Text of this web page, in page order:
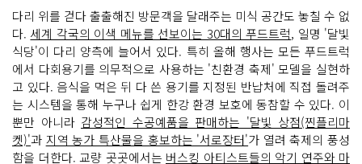
되
어 있
다. 다
리 난
간
을 따
라 서
울
의 상
징 캐
릭
터
와 주
요 건
다리 위를 걷다 출출해진 방문객을 달래주는 미식 공간도 놓칠 수 없
다. 세계 각국의 이색 메뉴를 선보이는 30대의 푸드트럭, 일명 '달빛
식당'이 다리 양측에 늘어서 있다. 특히 올해 행사는 모든 푸드트럭
에서 다회용기를 의무적으로 사용하는 '친환경 축제' 모델을 실현하
고 있다. 음식을 먹은 뒤 다 쓴 용기를 지정된 반납처에 직접 돌려주
는 시스템을 통해 누구나 쉽게 한강 환경 보호에 동참할 수 있다. 이
뿐만 아니라 감성적인 수공예품을 판매하는 '달빛 상점(찐플리마
켓)'과 지역 농가 특산물을 홍보하는 '서로장터'가 열려 축제의 풍성
함을 더한다. 교량 곳곳에서는 버스킹 아티스트들의 악기 연주와 마